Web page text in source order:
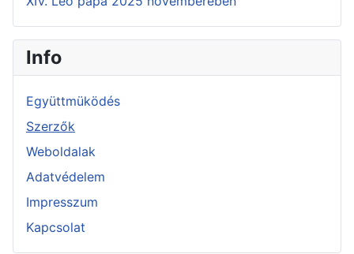
Info
Együttmüködés
Szerzők
Weboldalak
Adatvédelem
Impresszum
Kapcsolat